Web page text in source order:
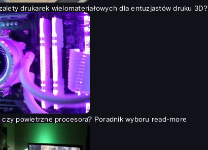
drukarek wielomateriałowych dla entuzjastów druku 3D?
czy powietrzne procesora? Poradnik wyboru read-more